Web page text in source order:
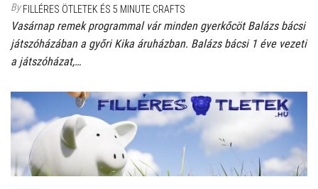
By FILLÉRES ÖTLETEK ÉS 5 MINUTE CRAFTS
Vasárnap remek programmal vár minden gyerkőcöt Balázs bácsi
játszóházában a győri Kika áruházban. Balázs bácsi 1 éve vezeti
a játszóházat,…